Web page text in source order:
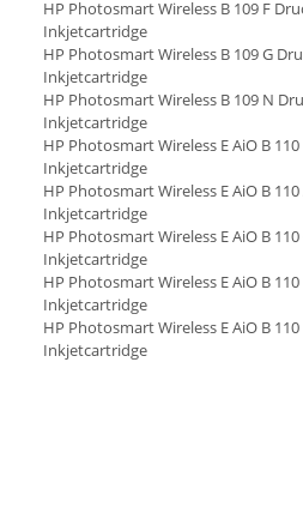
HP Photosmart Wireless B 109 F
Inkjetcartridge
HP Photosmart Wireless B 109 G
Inkjetcartridge
HP Photosmart Wireless B 109 N
Inkjetcartridge
HP Photosmart Wireless E AiO B
Inkjetcartridge
HP Photosmart Wireless E AiO B
Inkjetcartridge
HP Photosmart Wireless E AiO B
Inkjetcartridge
HP Photosmart Wireless E AiO B
Inkjetcartridge
HP Photosmart Wireless E AiO B
Inkjetcartridge